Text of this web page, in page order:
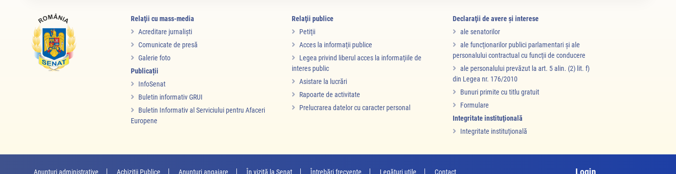
Relaţii cu mass-media
Acreditare jurnalişti
Comunicate de presă
Galerie foto
Publicații
InfoSenat
Buletin informativ GRUI
Buletin Informativ al Serviciului pentru Afaceri
Europene
Relaţii publice
Petiţii
Acces la informaţii publice
Legea privind liberul acces la informaţiile de
interes public
Asistare la lucrări
Rapoarte de activitate
Prelucrarea datelor cu caracter personal
Declaraţii de avere şi interese
ale senatorilor
ale funcţionarilor publici parlamentari şi ale
personalului contractual cu funcţii de conducere
ale personalului prevăzut la art. 5 alin. (2) lit. f)
din Legea nr. 176/2010
Bunuri primite cu titlu gratuit
Formulare
Integritate instituţională
Integritate instituţională
Anunțuri administrative Achiziții Publice Anunţuri angajare În vizită la Senat Întrebări frecvente Legături utile Contact Login